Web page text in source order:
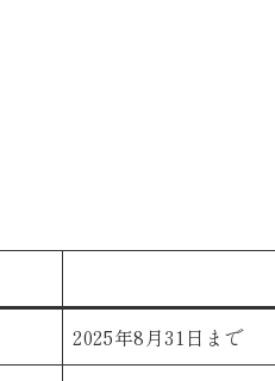
2025年8月31日まで